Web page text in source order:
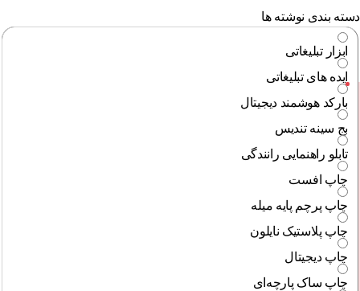
بندی نوشته ها
ابزار تبلیغاتی
ایده های تبلیغاتی
بارکد هوشمند دیجیتال
بج سینه تندیس
تابلو راهنمایی رانندگی
چاپ افست
چاپ پرچم پایه میله
چاپ پلاستیک نایلون
چاپ دیجیتال
چاپ ساک پارچه‌ای